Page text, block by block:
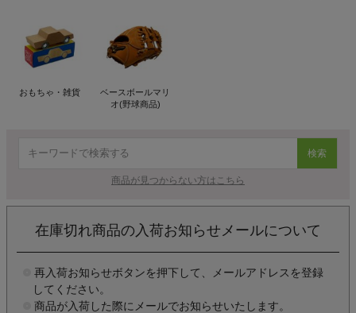
おもちゃ・雑貨
ベースボールマリ
オ(野球商品)
検索
商品が見つからない方はこちら
在庫切れ商品の入荷お知らせメールについて
再入荷お知らせボタンを押下して、メールアドレスを登録
してください。
商品が入荷した際にメールでお知らせいたします。